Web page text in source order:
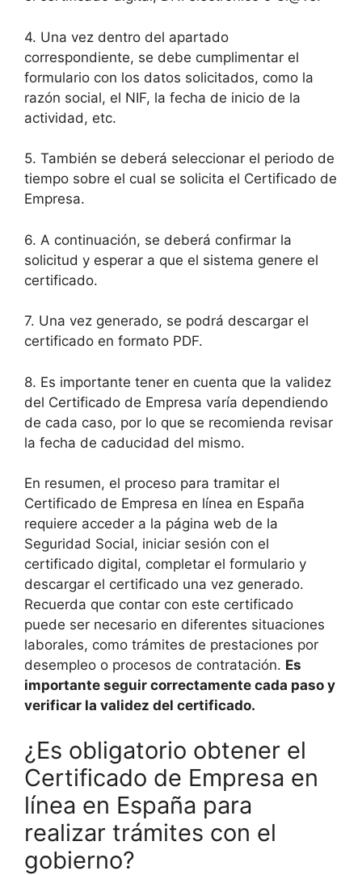
4. Una vez dentro del apartado
correspondiente, se debe cumplimentar el
formulario con los datos solicitados, como la
razón social, el NIF, la fecha de inicio de la
actividad, etc.
5. También se deberá seleccionar el periodo de
tiempo sobre el cual se solicita el Certificado de
Empresa.
6. A continuación, se deberá confirmar la
solicitud y esperar a que el sistema genere el
certificado.
7. Una vez generado, se podrá descargar el
certificado en formato PDF.
8. Es importante tener en cuenta que la validez
del Certificado de Empresa varía dependiendo
de cada caso, por lo que se recomienda revisar
la fecha de caducidad del mismo.
En resumen, el proceso para tramitar el
Certificado de Empresa en línea en España
requiere acceder a la página web de la
Seguridad Social, iniciar sesión con el
certificado digital, completar el formulario y
descargar el certificado una vez generado.
Recuerda que contar con este certificado
puede ser necesario en diferentes situaciones
laborales, como trámites de prestaciones por
desempleo o procesos de contratación. Es
importante seguir correctamente cada paso y
verificar la validez del certificado.
¿Es obligatorio obtener el
Certificado de Empresa en
línea en España para
realizar trámites con el
gobierno?